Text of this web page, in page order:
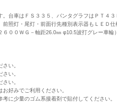
台車はＦＳ３３５、パンタグラフはＰＴ４
照灯・尾灯・前面行先種別表示器もＬＥＤ仕
００ＷＧ－軸距26.0㎜ φ10.5波打グレー車輪
い。
い。
い。
みでご利用ください。
のゴム系接着剤で貼付してください。